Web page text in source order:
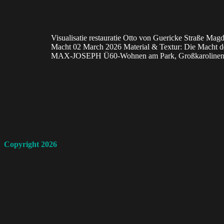
Visualisatie restauratie Otto von Guericke Straße
Macht 02 March 2026 Material & Textur: Die Macht
MAX-JOSEPH Ü60-Wohnen am Park,
Copyright 2026